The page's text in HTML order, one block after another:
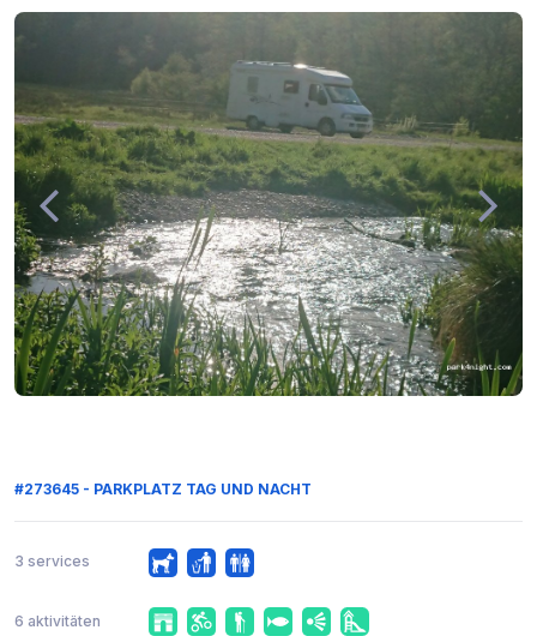
#273645 - PARKPLATZ TAG UND NACHT
3 services
6 aktivitäten